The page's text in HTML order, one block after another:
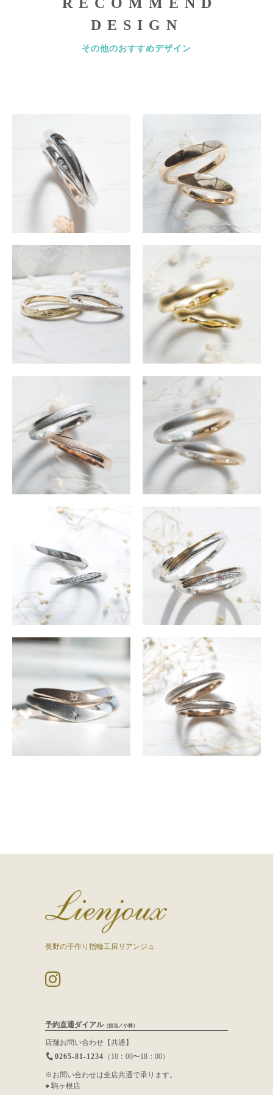
DESIGN
その他のおすすめデザイン
長野の手作り指輪工房リアンジュ
予約直通ダイアル（担当／小林）
店舗お問い合わせ【共通】
0265-81-1234 （10：00〜18：00）
※お問い合わせは全店共通で承ります。
● 駒ヶ根店